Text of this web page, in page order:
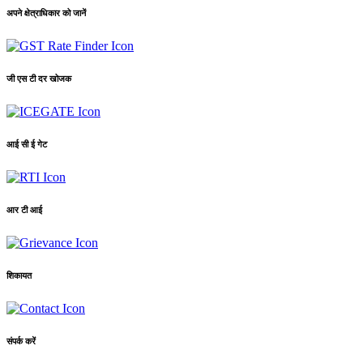
अपने क्षेत्राधिकार को जानें
जी एस टी दर खोजक
आई सी ई गेट
आर टी आई
शिकायत
संपर्क करें